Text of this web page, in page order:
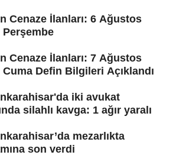
Cenaze İlanları: 6 Ağustos
Perşembe
Cenaze İlanları: 7 Ağustos
Cuma Defin Bilgileri Açıklandı
iki avukat
silahlı kavga: 1 ağır yaralı
mezarlıkta
son verdi